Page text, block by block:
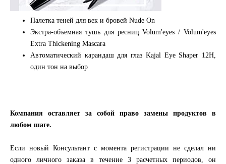
Палетка теней для век и бровей Nude On
Экстра-объемная тушь для ресниц Volum'eyes / Volum'eyes
Extra Thickening Mascara
Автоматический карандаш для глаз Kajal Eye Shaper 12H,
один тон на выбор
Компания оставляет за собой право замены продуктов в
любом шаге.
Если новый Консультант с момента регистрации не сделал ни
одного личного заказа в течение 3 расчетных периодов, он